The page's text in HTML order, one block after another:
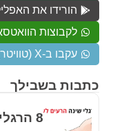
כתבות בשבילך
8 הרגלי שינה הרעים לעורכם
הורידו את
לקבוצות
עקבו ב-X (טוויטר)